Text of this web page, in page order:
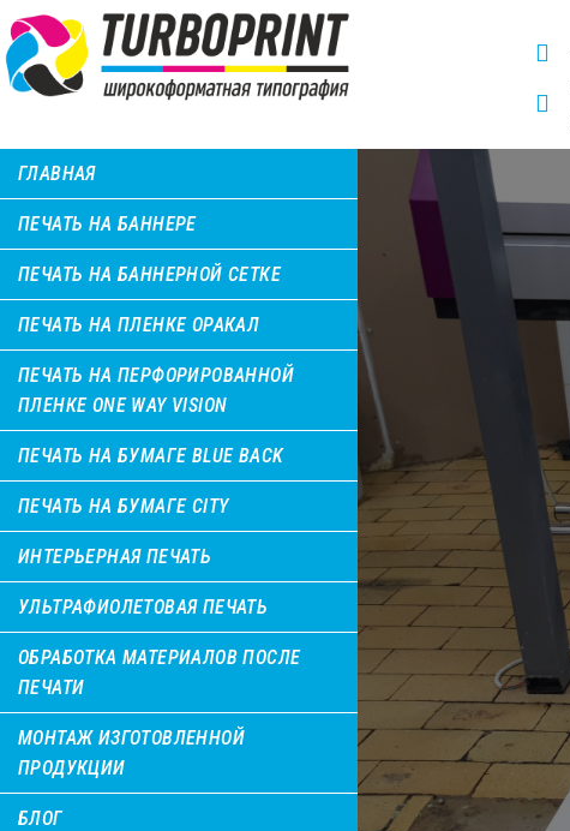
ГЛАВНАЯ
ПЕЧАТЬ НА БАННЕРЕ
ПЕЧАТЬ НА БАННЕРНОЙ СЕТКЕ
ПЕЧАТЬ НА ПЛЕНКЕ ОРАКАЛ
ПЕЧАТЬ НА ПЕРФОРИРОВАННОЙ
ПЛЕНКЕ ONE WAY VISION
ПЕЧАТЬ НА БУМАГЕ BLUE BACK
ПЕЧАТЬ НА БУМАГЕ CITY
ИНТЕРЬЕРНАЯ ПЕЧАТЬ
УЛЬТРАФИОЛЕТОВАЯ ПЕЧАТЬ
ОБРАБОТКА МАТЕРИАЛОВ ПОСЛЕ
ПЕЧАТИ
МОНТАЖ ИЗГОТОВЛЕННОЙ
ПРОДУКЦИИ
БЛОГ